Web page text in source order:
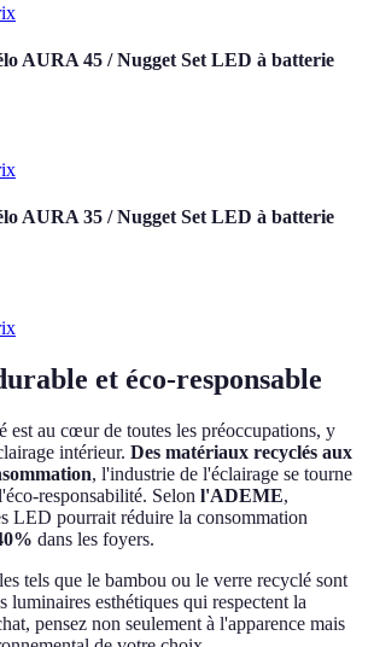
AURA 45 / Nugget Set LED à batterie
AURA 35 / Nugget Set LED à batterie
et éco-responsable
est au cœur de toutes les préoccupations, y
intérieur. Des matériaux recyclés aux
, l'industrie de l'éclairage se tourne
responsabilité. Selon l'ADEME,
LED pourrait réduire la consommation
dans les foyers.
tels que le bambou ou le verre recyclé sont
luminaires esthétiques qui respectent la
pensez non seulement à l'apparence mais